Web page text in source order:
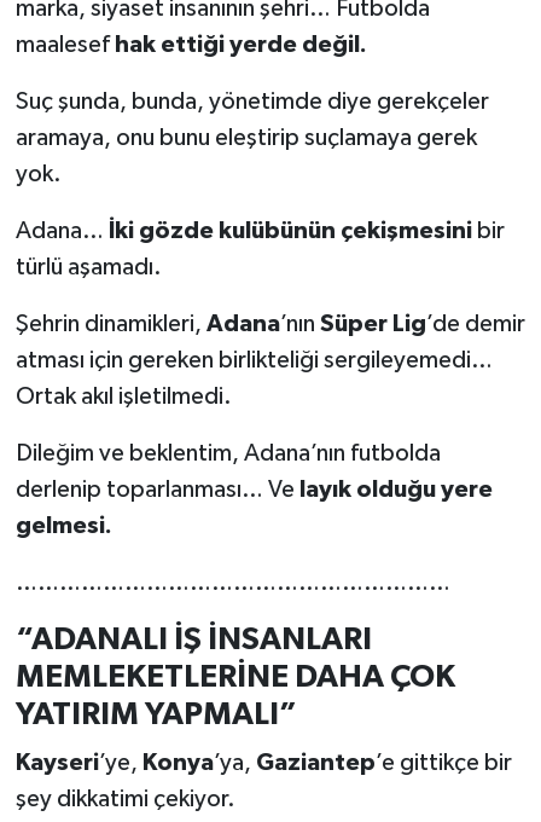
marka, siyaset insanının şehri… Futbolda
maalesef hak ettiği yerde değil.
Suç şunda, bunda, yönetimde diye gerekçeler
aramaya, onu bunu eleştirip suçlamaya gerek
yok.
Adana… İki gözde kulübünün çekişmesinibir
türlü aşamadı.
Şehrin dinamikleri, Adana’nın Süper Lig’de demir
atması için gereken birlikteliği sergileyemedi…
Ortak akıl işletilmedi.
Dileğim ve beklentim, Adana’nın futbolda
derlenip toparlanması… Ve layık olduğu yere
gelmesi.
……………………………………………………
“ADANALI İŞ İNSANLARI
MEMLEKETLERİNE DAHA ÇOK
YATIRIM YAPMALI”
Kayseri’ye, Konya’ya, Gaziantep’e gittikçe bir
şey dikkatimi çekiyor.